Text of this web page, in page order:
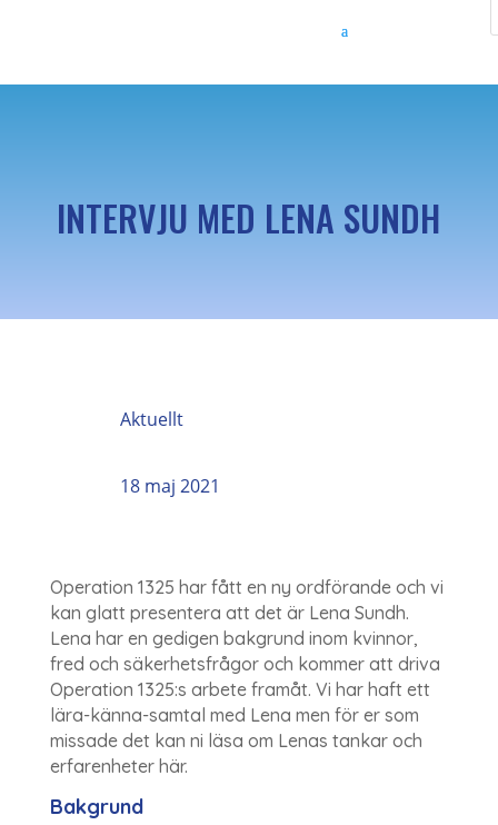
INTERVJU MED LENA SUNDH
Aktuellt
18 maj 2021
Operation 1325 har fått en ny ordförande och vi
kan glatt presentera att det är Lena Sundh.
Lena har en gedigen bakgrund inom kvinnor,
fred och säkerhetsfrågor och kommer att driva
Operation 1325:s arbete framåt. Vi har haft ett
lära-känna-samtal med Lena men för er som
missade det kan ni läsa om Lenas tankar och
erfarenheter här.
Bakgrund